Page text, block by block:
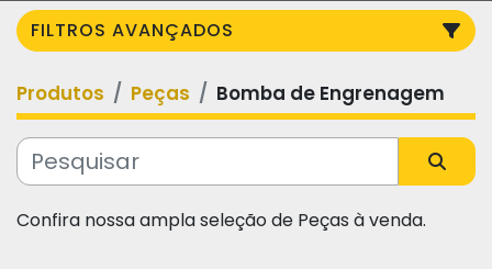
FILTROS AVANÇADOS
Categoria
Fabricante
Produtos Peças Bomba de Engrenagem
Confira nossa ampla seleção de Peças à venda.